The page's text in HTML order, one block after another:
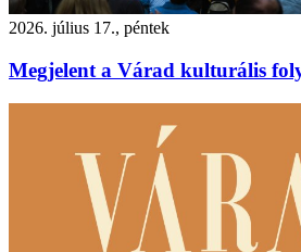
2026. július 17., péntek
Megjelent a Várad kulturális